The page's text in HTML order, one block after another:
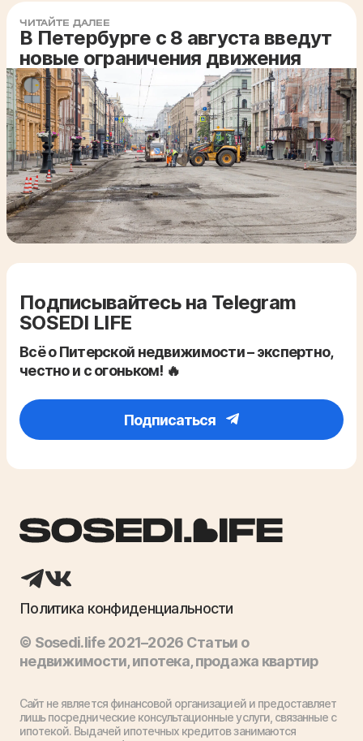
ЧИТАЙТЕ ДАЛЕЕ
В Петербурге с 8 августа введут
новые ограничения движения
Подписывайтесь на Telegram
SOSEDI LIFE
Всё о Питерской недвижимости – экспертно,
честно и с огоньком! 🔥
Подписаться
Политика конфиденциальности
© Sosedi.life 2021–2026 Статьи о
недвижимости, ипотека, продажа квартир
Сайт не является финансовой организацией и предоставляет
лишь посреднические консультационные услуги, связанные с
ипотекой. Выдачей ипотечных кредитов занимаются